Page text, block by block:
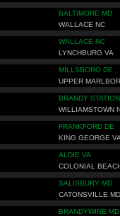
BALTIMORE MD
WALLACE NC
WALLACE NC
LYNCHBURG VA
MILLSBORO DE
UPPER
BRANDY
WILLIAMSTOWN
FRANKFORD DE
KING GEORGE
ALDIE VA
COLONIAL
SALISBURY MD
CATONSVILLE MD
BRANDYWINE MD